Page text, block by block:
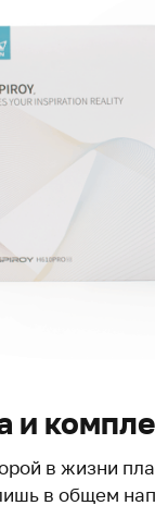
и
в жизни
в общем